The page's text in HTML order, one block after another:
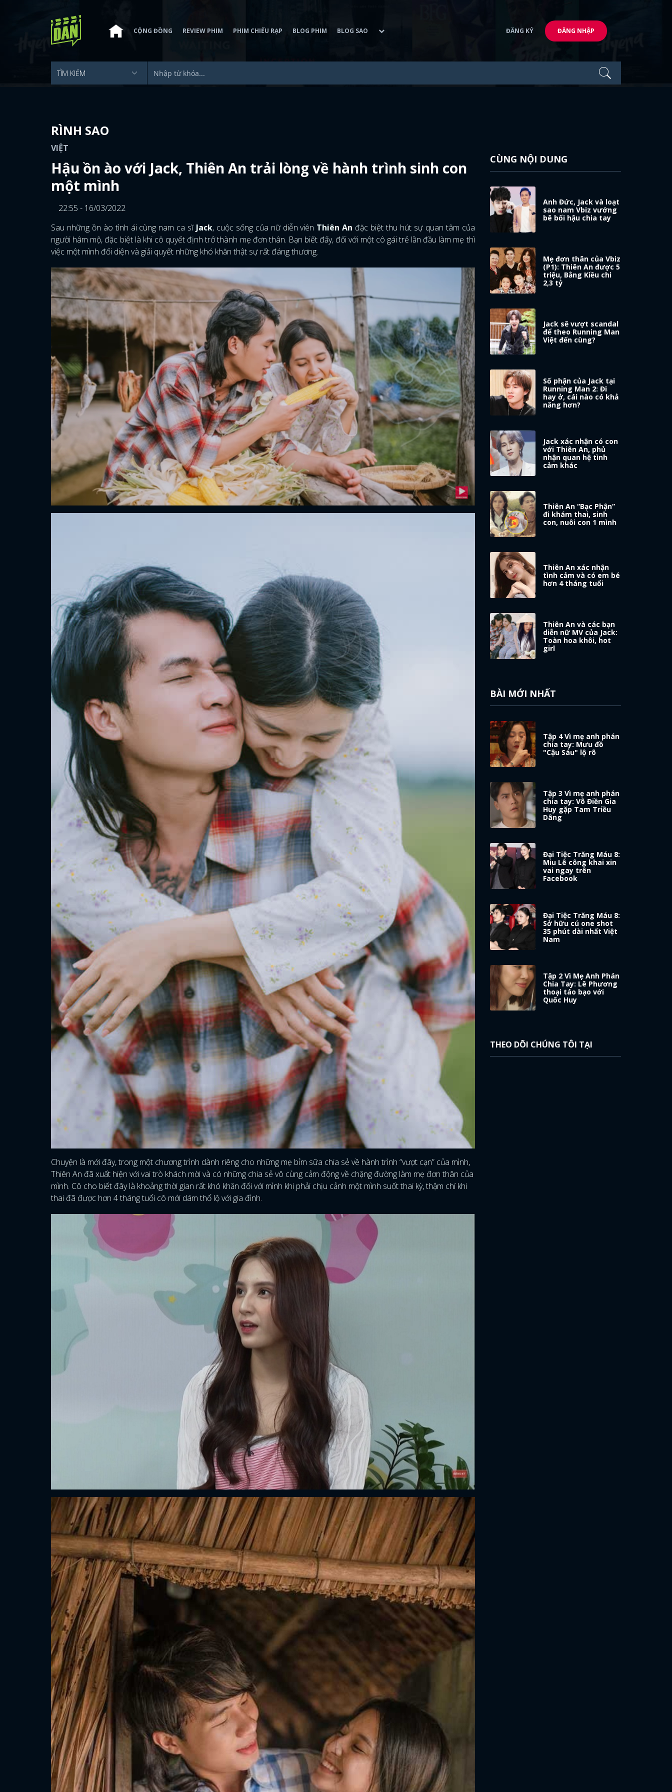
ĐĂNG NHẬP
FACEBOOK GOOGLE
CỘNG ĐỒNG REVIEW PHIM PHIM CHIẾU RẠP BLOG PHIM BLOG SAO ĐĂNG KÝ ĐĂNG NHẬP
RÌNH SAO
VIỆT
Hậu ồn ào với Jack, Thiên An trải lòng về hành trình sinh con
một mình
22:55 - 16/03/2022
Sau những ồn ào tình ái cùng nam ca sĩ Jack, cuộc sống của nữ diễn viên Thiên An đặc biệt thu hút sự quan tâm của
người hâm mộ, đặc biệt là khi cô quyết định trở thành mẹ đơn thân. Bạn biết đấy, đối với một cô gái trẻ lần đầu làm mẹ thì
việc một mình đối diện và giải quyết những khó khăn thật sự rất đáng thương.
Chuyện là mới đây, trong một chương trình dành riêng cho những mẹ bỉm sữa chia sẻ về hành trình “vượt cạn” của mình,
Thiên An đã xuất hiện với vai trò khách mời và có những chia sẻ vô cùng cảm động về chặng đường làm mẹ đơn thân của
mình. Cô cho biết đây là khoảng thời gian rất khó khăn đối với mình khi phải chịu cảnh một mình suốt thai kỳ, thậm chí khi
thai đã được hơn 4 tháng tuổi cô mới dám thổ lộ với gia đình.
CÙNG NỘI DUNG
Anh Đức, Jack và loạt
sao nam Vbiz vướng
bê bối hậu chia tay
Mẹ đơn thân của Vbiz
(P1): Thiên An được 5
triệu, Bằng Kiều chi
2,3 tỷ
Jack sẽ vượt scandal
để theo Running Man
Việt đến cùng?
Số phận của Jack tại
Running Man 2: Đi
hay ở, cái nào có khả
năng hơn?
Jack xác nhận có con
với Thiên An, phủ
nhận quan hệ tình
cảm khác
Thiên An “Bạc Phận”
đi khám thai, sinh
con, nuôi con 1 mình
Thiên An xác nhận
tình cảm và có em bé
hơn 4 tháng tuổi
Thiên An và các bạn
diễn nữ MV của Jack:
Toàn hoa khôi, hot
girl
BÀI MỚI NHẤT
Tập 4 Vì mẹ anh phán
chia tay: Mưu đồ
"Cậu Sáu" lộ rõ
Tập 3 Vì mẹ anh phán
chia tay: Võ Điền Gia
Huy gặp Tam Triều
Dâng
Đại Tiệc Trăng Máu 8:
Miu Lê công khai xin
vai ngay trên
Facebook
Đại Tiệc Trăng Máu 8:
Sở hữu cú one shot
35 phút dài nhất Việt
Nam
Tập 2 Vì Mẹ Anh Phán
Chia Tay: Lê Phương
thoại táo bạo với
Quốc Huy
THEO DÕI CHÚNG TÔI TẠI